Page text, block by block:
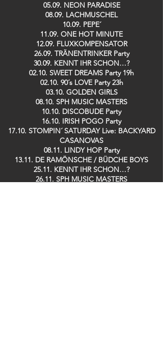
05.09. NEON PARADISE
08.09. LACHMUSCHEL
10.09. PEPE´
11.09. ONE HOT MINUTE
12.09. FLUXKOMPENSATOR
26.09. TRÄNENTRINKER Party
30.09. KENNT IHR SCHON…?
02.10. SWEET DREAMS Party 19h
02.10. 90´s LOVE Party 23h
03.10. GOLDEN GIRLS
08.10. SPH MUSIC MASTERS
10.10. DISCOBUDE Party
16.10. IRISH POGO Party
17.10. STOMPIN´ SATURDAY Live: BACKYARD
CASANOVAS
08.11. LINDY HOP Party
13.11. DE RAMÖNSCHE / BÜDCHE BOYS
25.11. KENNT IHR SCHON…?
26.11. SPH MUSIC MASTERS